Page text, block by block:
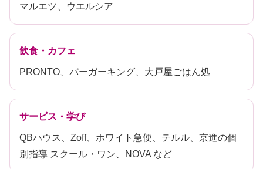
マルエツ、ウエルシア
飲食・カフェ
PRONTO、バーガーキング、大戸屋ごはん処
サービス・学び
QBハウス、Zoff、ホワイト急便、テルル、京進の個
別指導 スクール・ワン、NOVA など